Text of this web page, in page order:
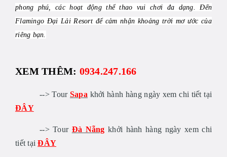
phong phú, các hoạt động thể thao vui chơi đa dạng. Đến
Flamingo Đại Lải Resort để cảm nhận khoảng trời mơ ước của
riêng bạn.
XEM THÊM: 0934.247.166
--> Tour Sapa khởi hành hàng ngày xem chi tiết tại
ĐÂY
--> Tour Đà Nẵng khởi hành hàng ngày xem chi
tiết tạiĐÂY